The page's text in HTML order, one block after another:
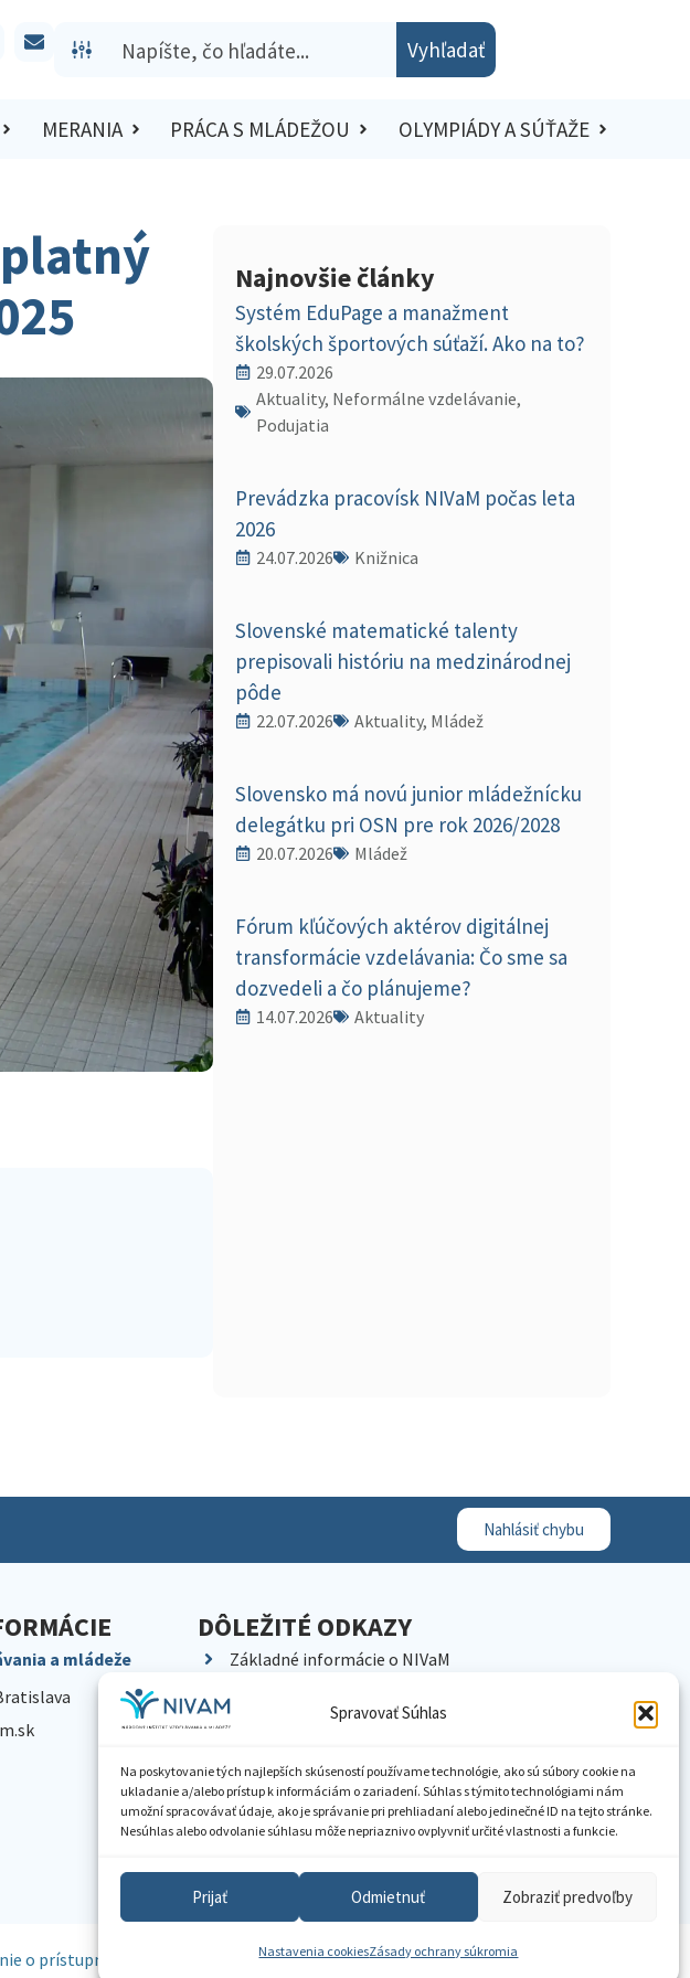
Spravovať Súhlas
Na poskytovanie tých najlepších skúseností používame technológie, ako sú súbory cookie na
ukladanie a/alebo prístup k informáciám o zariadení. Súhlas s týmito technológiami nám
umožní spracovávať údaje, ako je správanie pri prehliadaní alebo jedinečné ID na tejto stránke.
Nesúhlas alebo odvolanie súhlasu môže nepriaznivo ovplyvniť určité vlastnosti a funkcie.
Prijať Odmietnuť Zobraziť predvoľby
Nastavenia cookiesZásady ochrany súkromia
Vyhľadať
MERANIA PRÁCA S MLÁDEŽOU OLYMPIÁDY A SÚŤAŽE
Najnovšie články
Systém EduPage a manažment
školských športových súťaží. Ako na to?
29.07.2026
Aktuality, Neformálne vzdelávanie,
Podujatia
Prevádzka pracovísk NIVaM počas leta
2026
24.07.2026 Knižnica
Slovenské matematické talenty
prepisovali históriu na medzinárodnej
pôde
22.07.2026 Aktuality, Mládež
Slovensko má novú junior mládežnícku
delegátku pri OSN pre rok 2026/2028
20.07.2026 Mládež
Fórum kľúčových aktérov digitálnej
transformácie vzdelávania: Čo sme sa
dozvedeli a čo plánujeme?
14.07.2026 Aktuality
Nahlásiť chybu
a mládeže
DÔLEŽITÉ ODKAZY
Základné informácie o NIVaM
Kariéra
Pracoviská NIVaM
Dokumenty inštitúcie
o prístupnosti Sprístupnenie informácií Nastavenia cookies